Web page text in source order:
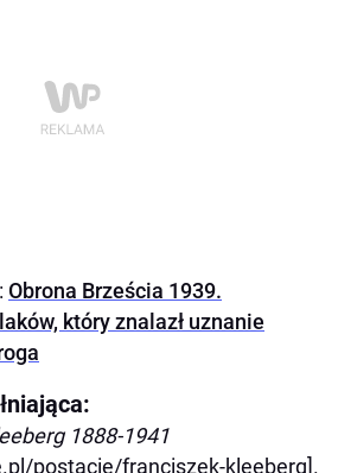
Obrona Brześcia 1939.
który znalazł uznanie
1888-1941
postacie/franciszek-kleeberg].